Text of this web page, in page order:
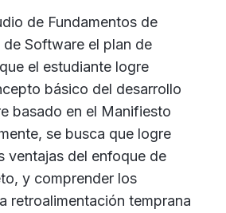
de Fundamentos de
Software el plan de
el estudiante logre
básico del desarrollo
basado en el Manifiesto
se busca que logre
ventajas del enfoque de
y comprender los
retroalimentación temprana